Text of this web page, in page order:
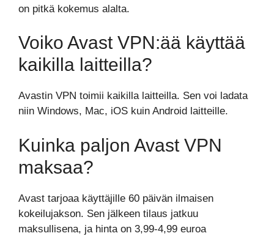
on pitkä kokemus alalta.
Voiko Avast VPN:ää käyttää
kaikilla laitteilla?
Avastin VPN toimii kaikilla laitteilla. Sen voi ladata
niin Windows, Mac, iOS kuin Android laitteille.
Kuinka paljon Avast VPN
maksaa?
Avast tarjoaa käyttäjille 60 päivän ilmaisen
kokeilujakson. Sen jälkeen tilaus jatkuu
maksullisena, ja hinta on 3,99-4,99 euroa